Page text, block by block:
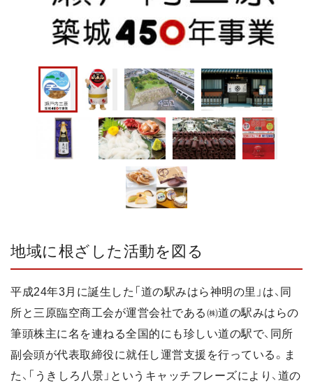
地域に根ざした活動を図る
平成24年3月に誕生した「道の駅みはら神明の里」は、同
所と三原臨空商工会が運営会社である㈱道の駅みはらの
筆頭株主に名を連ねる全国的にも珍しい道の駅で、同所
副会頭が代表取締役に就任し運営支援を行っている。ま
た、「うきしろ八景」というキャッチフレーズにより、道の